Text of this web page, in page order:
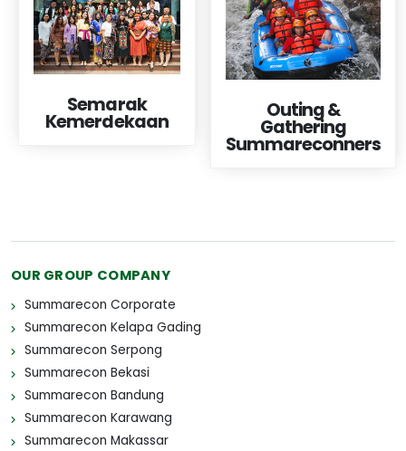
Semarak
Kemerdekaan Outing &
Gathering
Summareconners
OUR GROUP COMPANY
Summarecon Corporate
Summarecon Kelapa Gading
Summarecon Serpong
Summarecon Bekasi
Summarecon Bandung
Summarecon Karawang
Summarecon Makassar